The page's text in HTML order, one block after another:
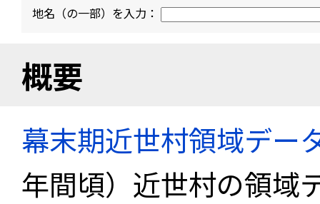
地名（の一部）を入力：
概要
幕末期近世村領域デー
年間頃）近世村の領域